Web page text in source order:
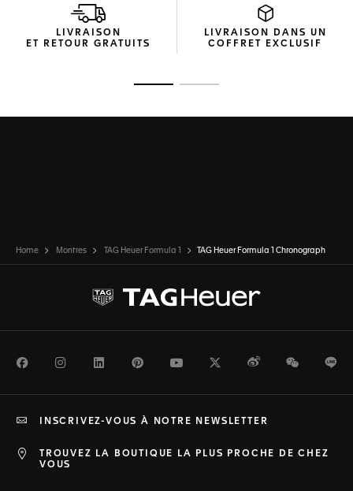
LIVRAISON
ET RETOUR GRATUITS
LIVRAISON DANS UN
COFFRET EXCLUSIF
Home Montres TAG Heuer Formula 1 TAG Heuer Formula 1 Chronograph
FacebookInstagramLinkedInPinterestYoutubeTwitterWeiboWeChat
TROUVEZ LA BOUTIQUE LA PLUS PROCHE DE CHEZ
VOUS
INSCRIVEZ-VOUS À NOTRE NEWSLETTER